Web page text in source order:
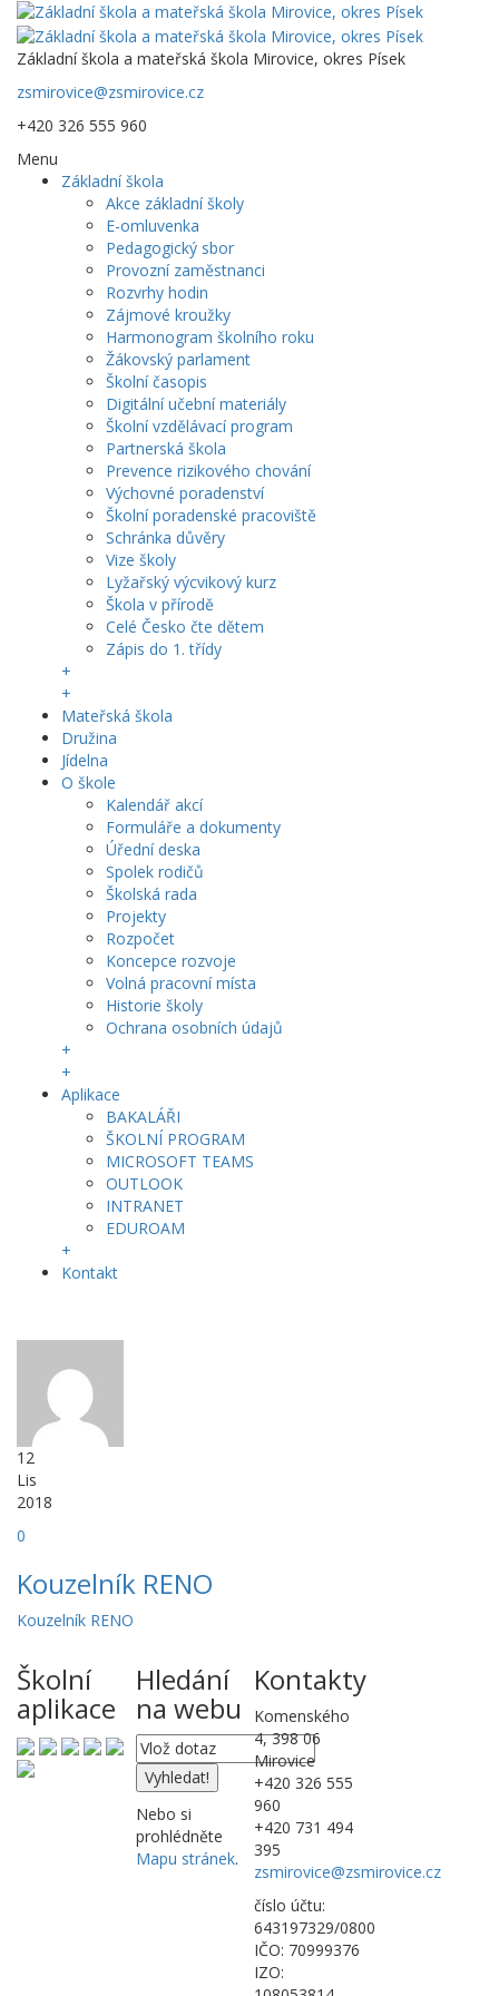
Základní škola a mateřská škola Mirovice, okres Písek
zsmirovice@zsmirovice.cz
+420 326 555 960
Menu
Základní škola
Akce základní školy
E-omluvenka
Pedagogický sbor
Provozní zaměstnanci
Rozvrhy hodin
Zájmové kroužky
Harmonogram školního roku
Žákovský parlament
Školní časopis
Digitální učební materiály
Školní vzdělávací program
Partnerská škola
Prevence rizikového chování
Výchovné poradenství
Školní poradenské pracoviště
Schránka důvěry
Vize školy
Lyžařský výcvikový kurz
Škola v přírodě
Celé Česko čte dětem
Zápis do 1. třídy
+
+
Mateřská škola
Družina
Jídelna
O škole
Kalendář akcí
Formuláře a dokumenty
Úřední deska
Spolek rodičů
Školská rada
Projekty
Rozpočet
Koncepce rozvoje
Volná pracovní místa
Historie školy
Ochrana osobních údajů
+
+
Aplikace
BAKALÁŘI
ŠKOLNÍ PROGRAM
MICROSOFT TEAMS
OUTLOOK
INTRANET
EDUROAM
+
Kontakt
12
Lis
2018
0
Kouzelník RENO
Kouzelník RENO
Školní
aplikace
Hledání
na webu
Nebo si
prohlédněte
Mapu stránek.
Kontakty
Komenského
4, 398 06
Mirovice
+420 326 555
960
+420 731 494
395
zsmirovice@zsmirovice.cz
číslo účtu:
643197329/0800
IČO: 70999376
IZO: